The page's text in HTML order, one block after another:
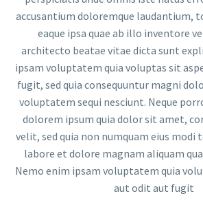
accusantium doloremque laudantium,
eaque ipsa quae ab illo inventore
architecto beatae vitae dicta sunt
ipsam voluptatem quia voluptas sit
fugit, sed quia consequuntur magni
voluptatem sequi nesciunt. Neque
dolorem ipsum quia dolor sit amet,
velit, sed quia non numquam eius
labore et dolore magnam aliquam
Nemo enim ipsam voluptatem quia
aut odit aut fugit